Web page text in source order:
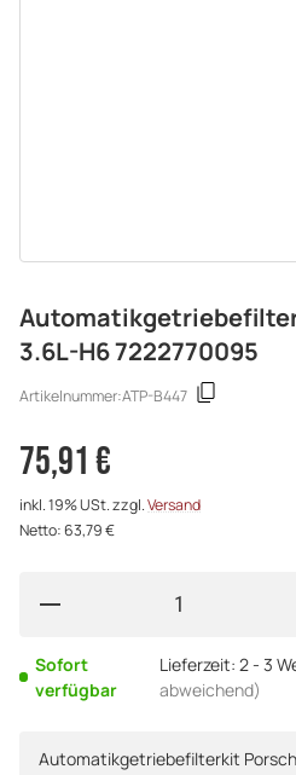
3.6L-H6 7222770095
Artikelnummer:ATP-B447
75,91 €
inkl. 19% USt. zzgl.Versand
Netto: 63,79 €
Sofort
verfügbar
Lieferzeit: 2 - 3
abweichend)
Automatikgetriebefilterkit